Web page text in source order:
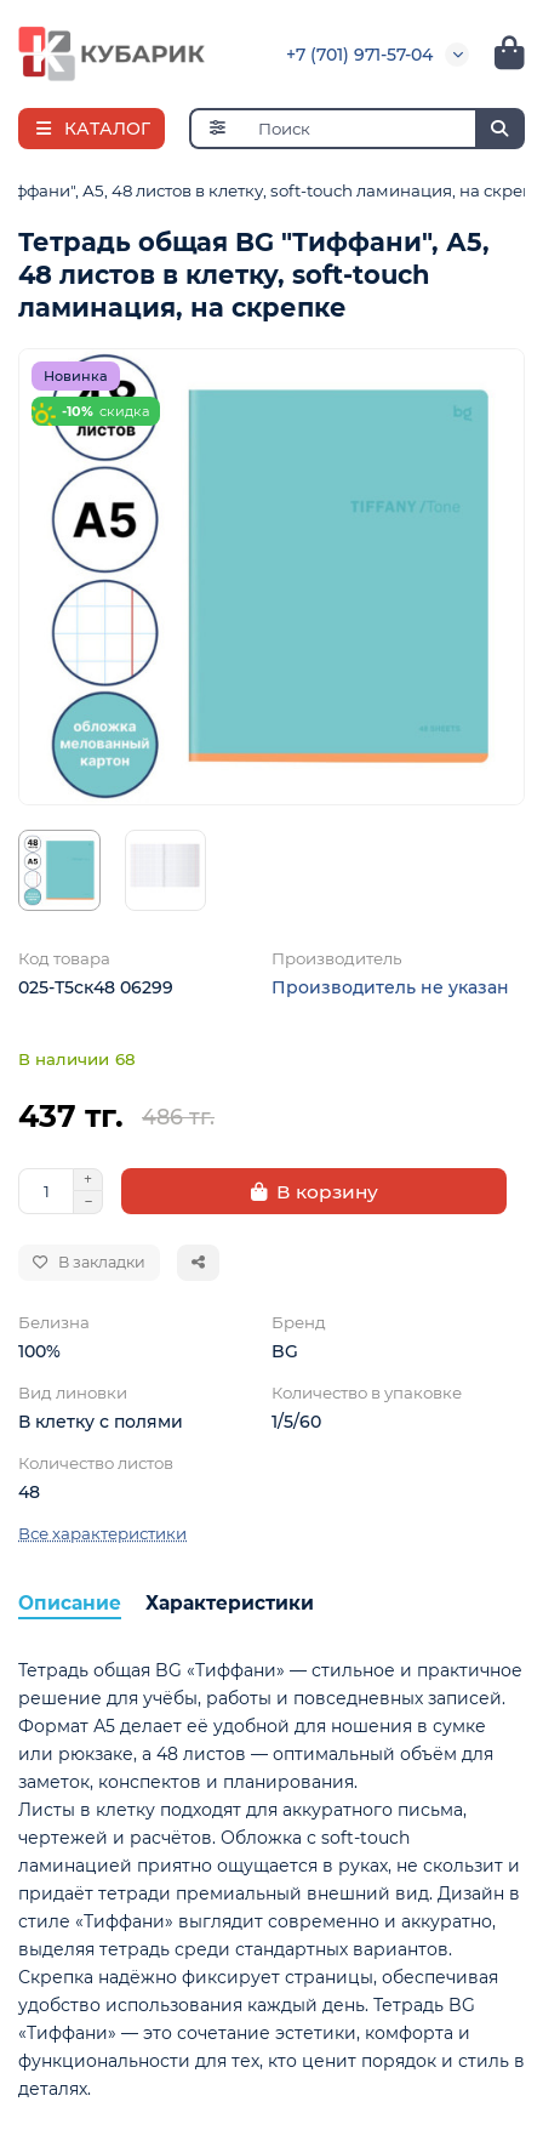
+7 (701) 971-57-04
КАТАЛОГ
А5, 48 листов в клетку, soft-touch ламинация, на
Тетрадь общая BG "Тиффани", А5,
48 листов в клетку, soft-touch
ламинация, на скрепке
Новинка
-10%
Код товара
025-Т5ск48 06299
Производитель
Производитель не указан
68
437 тг. 486 тг.
В корзину
В закладки
Белизна
100%
Бренд
BG
Вид линовки
В клетку с полями
Количество в упаковке
1/5/60
Количество листов
48
Все характеристики
Описание Характеристики
Тетрадь общая BG «Тиффани» — стильное и практичное
решение для учёбы, работы и повседневных записей.
Формат А5 делает её удобной для ношения в сумке
или рюкзаке, а 48 листов — оптимальный объём для
заметок, конспектов и планирования.
Листы в клетку подходят для аккуратного письма,
чертежей и расчётов. Обложка с soft-touch
ламинацией приятно ощущается в руках, не скользит и
придаёт тетради премиальный внешний вид. Дизайн в
стиле «Тиффани» выглядит современно и аккуратно,
выделяя тетрадь среди стандартных вариантов.
Скрепка надёжно фиксирует страницы, обеспечивая
удобство использования каждый день. Тетрадь BG
«Тиффани» — это сочетание эстетики, комфорта и
функциональности для тех, кто ценит порядок и стиль в
деталях.